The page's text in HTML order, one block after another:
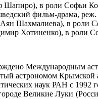
Шапиро), в роли Софьи
фильм-драма,
Шахмалиева), в роли
Хотиненко), в роли
Международным
астрономом
наук РАН с 1992
Великие Луки